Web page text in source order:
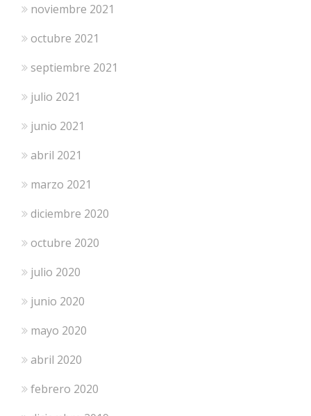
noviembre 2021
octubre 2021
septiembre 2021
julio 2021
junio 2021
abril 2021
marzo 2021
diciembre 2020
octubre 2020
julio 2020
junio 2020
mayo 2020
abril 2020
febrero 2020